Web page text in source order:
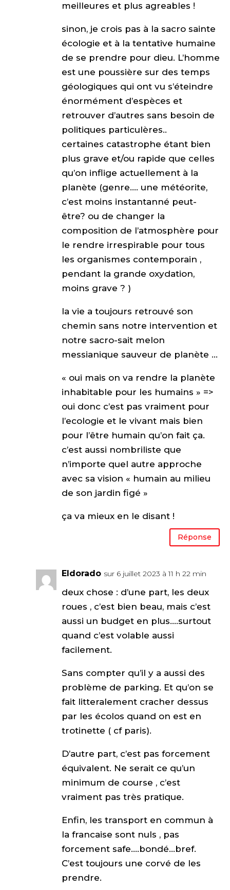
meilleures et plus agreables !
sinon, je crois pas à la sacro sainte
écologie et à la tentative humaine
de se prendre pour dieu. L’homme
est une poussière sur des temps
géologiques qui ont vu s’éteindre
énormément d’espèces et
retrouver d’autres sans besoin de
politiques particulères..
certaines catastrophe étant bien
plus grave et/ou rapide que celles
qu’on inflige actuellement à la
planète (genre…. une météorite,
c’est moins instantanné peut-
être? ou de changer la
composition de l’atmosphère pour
le rendre irrespirable pour tous
les organismes contemporain ,
pendant la grande oxydation,
moins grave ? )
la vie a toujours retrouvé son
chemin sans notre intervention et
notre sacro-sait melon
messianique sauveur de planète …
« oui mais on va rendre la planète
inhabitable pour les humains » =>
oui donc c’est pas vraiment pour
l’ecologie et le vivant mais bien
pour l’être humain qu’on fait ça.
c’est aussi nombriliste que
n’importe quel autre approche
avec sa vision « humain au milieu
de son jardin figé »
ça va mieux en le disant !
Réponse
Eldorado sur 6 juillet 2023 à 11 h 22 min
deux chose : d’une part, les deux
roues , c’est bien beau, mais c’est
aussi un budget en plus….surtout
quand c’est volable aussi
facilement.
Sans compter qu’il y a aussi des
problème de parking. Et qu’on se
fait litteralement cracher dessus
par les écolos quand on est en
trotinette ( cf paris).
D’autre part, c’est pas forcement
équivalent. Ne serait ce qu’un
minimum de course , c’est
vraiment pas très pratique.
Enfin, les transport en commun à
la francaise sont nuls , pas
forcement safe….bondé…bref.
C’est toujours une corvé de les
prendre.